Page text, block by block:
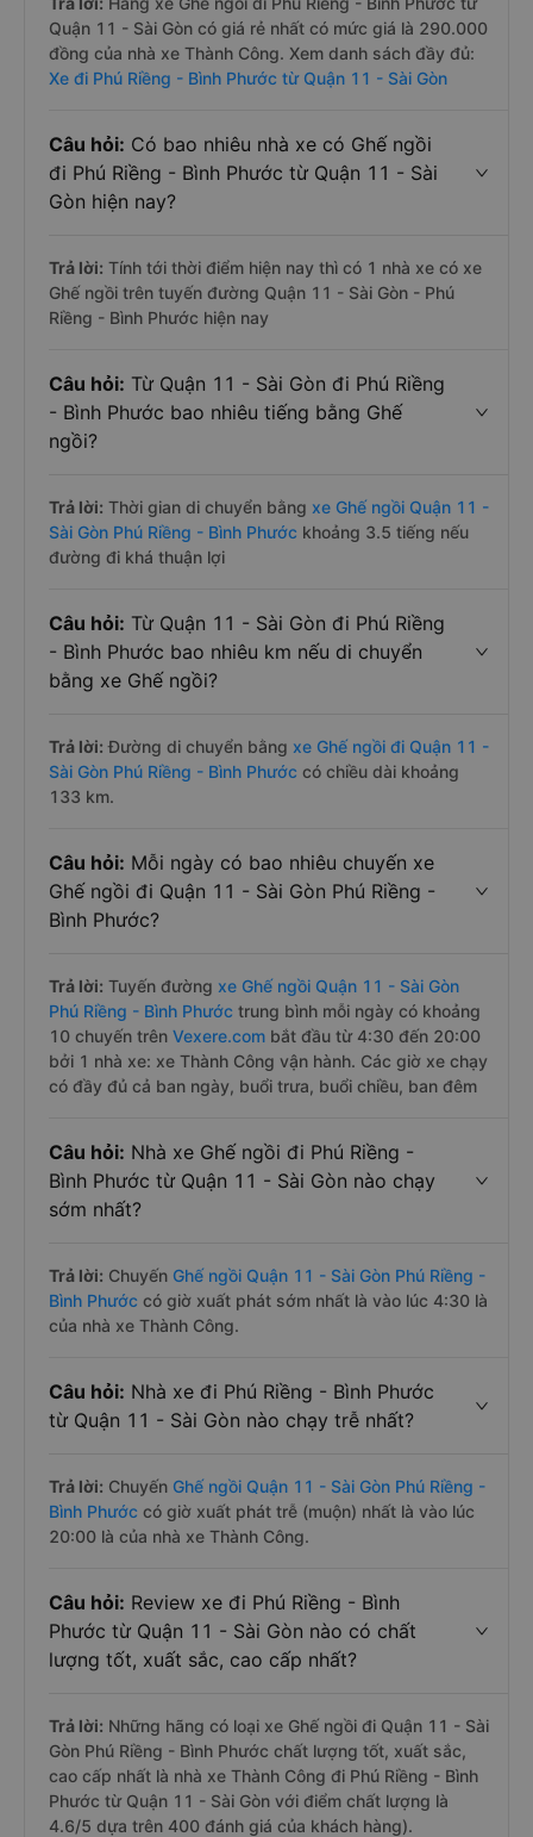
Quận 11 - Sài Gòn có giá rẻ nhất có mức giá là 290.000
đồng của nhà xe Thành Công. Xem danh sách đầy đủ:
Xe đi Phú Riềng - Bình Phước từ Quận 11 - Sài Gòn
Câu hỏi: Có bao nhiêu nhà xe có Ghế ngồi
đi Phú Riềng - Bình Phước từ Quận 11 - Sài
Gòn hiện nay?
Trả lời: Tính tới thời điểm hiện nay thì có 1 nhà xe có xe
Ghế ngồi trên tuyến đường Quận 11 - Sài Gòn - Phú
Riềng - Bình Phước hiện nay
Câu hỏi: Từ Quận 11 - Sài Gòn đi Phú Riềng
- Bình Phước bao nhiêu tiếng bằng Ghế
ngồi?
Trả lời: Thời gian di chuyển bằng xe Ghế ngồi Quận 11 -
Sài Gòn Phú Riềng - Bình Phước khoảng 3.5 tiếng nếu
đường đi khá thuận lợi
Câu hỏi: Từ Quận 11 - Sài Gòn đi Phú Riềng
- Bình Phước bao nhiêu km nếu di chuyển
bằng xe Ghế ngồi?
Trả lời: Đường di chuyển bằng xe Ghế ngồi đi Quận 11 -
Sài Gòn Phú Riềng - Bình Phước có chiều dài khoảng
133 km.
Câu hỏi: Mỗi ngày có bao nhiêu chuyến xe
Ghế ngồi đi Quận 11 - Sài Gòn Phú Riềng -
Bình Phước?
Trả lời: Tuyến đường xe Ghế ngồi Quận 11 - Sài Gòn
Phú Riềng - Bình Phước trung bình mỗi ngày có khoảng
10 chuyến trên Vexere.com bắt đầu từ 4:30 đến 20:00
bởi 1 nhà xe: xe Thành Công vận hành. Các giờ xe chạy
có đầy đủ cả ban ngày, buổi trưa, buổi chiều, ban đêm
Câu hỏi: Nhà xe Ghế ngồi đi Phú Riềng -
Bình Phước từ Quận 11 - Sài Gòn nào chạy
sớm nhất?
Trả lời: Chuyến Ghế ngồi Quận 11 - Sài Gòn Phú Riềng -
Bình Phước có giờ xuất phát sớm nhất là vào lúc 4:30 là
của nhà xe Thành Công.
Câu hỏi: Nhà xe đi Phú Riềng - Bình Phước
từ Quận 11 - Sài Gòn nào chạy trễ nhất?
Trả lời: Chuyến Ghế ngồi Quận 11 - Sài Gòn Phú Riềng -
Bình Phước có giờ xuất phát trễ (muộn) nhất là vào lúc
20:00 là của nhà xe Thành Công.
Câu hỏi: Review xe đi Phú Riềng - Bình
Phước từ Quận 11 - Sài Gòn nào có chất
lượng tốt, xuất sắc, cao cấp nhất?
Trả lời: Những hãng có loại xe Ghế ngồi đi Quận 11 - Sài
Gòn Phú Riềng - Bình Phước chất lượng tốt, xuất sắc,
cao cấp nhất là nhà xe Thành Công đi Phú Riềng - Bình
Phước từ Quận 11 - Sài Gòn với điểm chất lượng là
4.6/5 dựa trên 400 đánh giá của khách hàng).